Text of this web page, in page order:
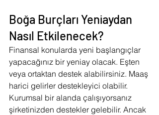
Boğa Burçları Yeniaydan
Nasıl Etkilenecek?
Finansal konularda yeni başlangıçlar
yapacağınız bir yeniay olacak. Eşten
veya ortaktan destek alabilirsiniz. Maaş
harici gelirler destekleyici olabilir.
Kurumsal bir alanda çalışıyorsanız
şirketinizden destekler gelebilir. Ancak